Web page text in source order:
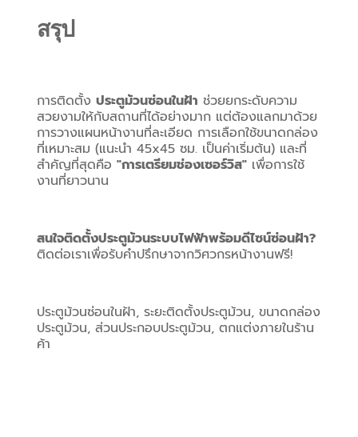
สรุป
การติดตั้ง ประตูม้วนซ่อนในฝ้า ช่วยยกระดับความ
สวยงามให้กับสถานที่ได้อย่างมาก แต่ต้องแลกมาด้วย
การวางแผนหน้างานที่ละเอียด การเลือกใช้ขนาดกล่อง
ที่เหมาะสม (แนะนำ 45x45 ซม. เป็นค่าเริ่มต้น) และที่
สำคัญที่สุดคือ "การเตรียมช่องเซอร์วิส" เพื่อการใช้
งานที่ยาวนาน
สนใจติดตั้งประตูม้วนระบบไฟฟ้าพร้อมดีไซน์ซ่อนฝ้า?
ติดต่อเราเพื่อรับคำปรึกษาจากวิศวกรหน้างานฟรี!
ประตูม้วนซ่อนในฝ้า, ระยะติดตั้งประตูม้วน, ขนาดกล่อง
ประตูม้วน, ส่วนประกอบประตูม้วน, ตกแต่งภายในร้าน
ค้า